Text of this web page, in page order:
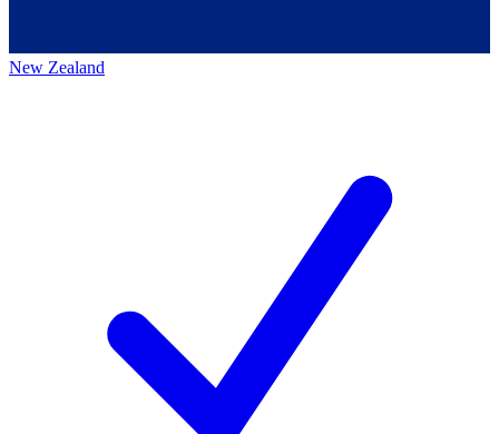
New Zealand